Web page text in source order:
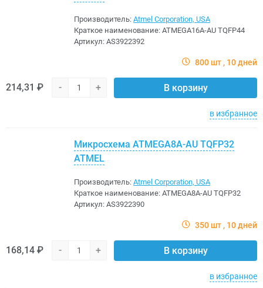
Производитель: Atmel Corporation, USA
Краткое наименование: ATMEGA16A-AU TQFP44
Артикул: AS3922392
800 шт 10 дней
214,31 ₽ - + В корзину
в избранное
Микросхема ATMEGA8A-AU TQFP32
ATMEL
Производитель: Atmel Corporation, USA
Краткое наименование: ATMEGA8A-AU TQFP32
Артикул: AS3922390
350 шт 10 дней
168,14 ₽ - + В корзину
в избранное